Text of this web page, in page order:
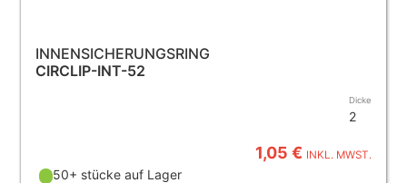
INNENSICHERUNGSRING
CIRCLIP-INT-52
Dicke
2
1,05 € INKL. MWST.
50+ stücke auf Lager